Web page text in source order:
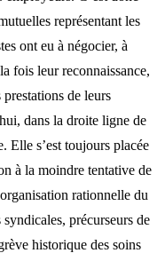
représentant les
ont eu à négocier, à
fois leur reconnaissance,
de leurs
dans la droite ligne de
Elle s’est toujours placée
à la moindre tentative de
rationnelle du
précurseurs de
historique des soins